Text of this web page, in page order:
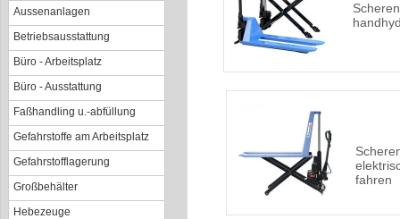
Aussenanlagen
Betriebsausstattung
Büro - Arbeitsplatz
Büro - Ausstattung
Faßhandling u.-abfüllung
Gefahrstoffe am Arbeitsplatz
Gefahrstofflagerung
Großbehälter
Hebezeuge
fahren